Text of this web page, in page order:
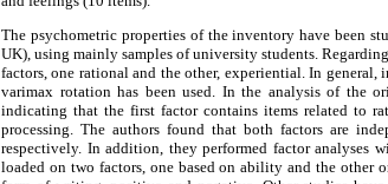
The psychometric properties of the inventory have been
UK), using mainly samples of university students.
factors, one rational and the other, experiential. In
varimax rotation has been used. In the analysis of the
indicating that the first factor contains items related to
processing. The authors found that both factors are
respectively. In addition, they performed factor analyses
loaded on two factors, one based on ability and the other